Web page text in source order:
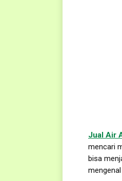
Jual Air
mencari
bisa